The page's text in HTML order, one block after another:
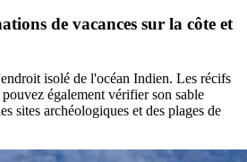
de vacances sur la côte et
isolé de l'océan Indien. Les récifs
également vérifier son sable
sites archéologiques et des plages de